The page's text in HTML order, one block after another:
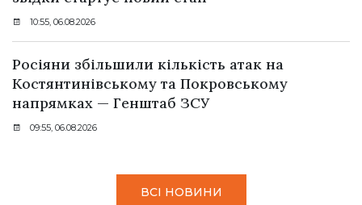
10:55, 06.08.2026
Росіяни збільшили кількість атак на
Костянтинівському та Покровському
напрямках — Генштаб ЗСУ
09:55, 06.08.2026
ВСІ НОВИНИ